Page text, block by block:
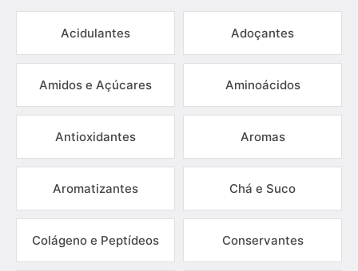
Acidulantes Adoçantes
Amidos e Açúcares Aminoácidos
Antioxidantes Aromas
Aromatizantes Chá e Suco
Colágeno e Peptídeos Conservantes